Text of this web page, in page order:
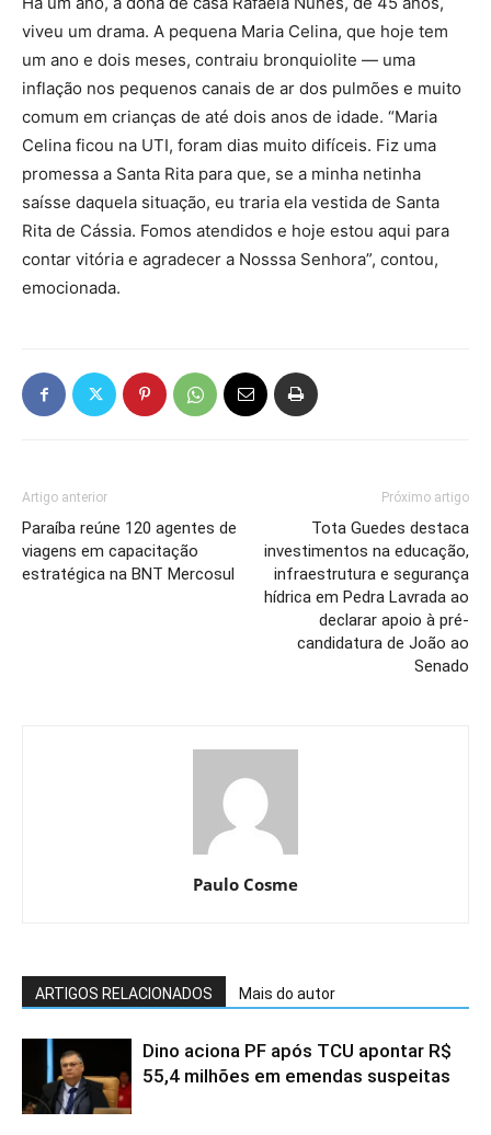
viveu um drama. A pequena Maria Celina, que hoje tem
um ano e dois meses, contraiu bronquiolite — uma
inflação nos pequenos canais de ar dos pulmões e muito
comum em crianças de até dois anos de idade. “Maria
Celina ficou na UTI, foram dias muito difíceis. Fiz uma
promessa a Santa Rita para que, se a minha netinha
saísse daquela situação, eu traria ela vestida de Santa
Rita de Cássia. Fomos atendidos e hoje estou aqui para
contar vitória e agradecer a Nosssa Senhora”, contou,
emocionada.
Artigo anterior
Paraíba reúne 120 agentes de
viagens em capacitação
estratégica na BNT Mercosul
Próximo artigo
Tota Guedes destaca
investimentos na educação,
infraestrutura e segurança
hídrica em Pedra Lavrada ao
declarar apoio à pré-
candidatura de João ao
Senado
Paulo Cosme
ARTIGOS RELACIONADOS Mais do autor
Dino aciona PF após TCU apontar R$
55,4 milhões em emendas suspeitas